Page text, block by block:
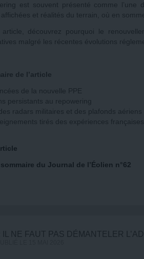
est souvent présenté comme
et réalités du terrain, où en
découvrez pourquoi le
malgré les récentes évolutions
de l’article
de la nouvelle PPE
persistants au repowering
radars militaires et des plafonds aériens
tirés des expériences
du Journal de l’Éolien n°62
IL NE FAUT PAS DÉMANTELER